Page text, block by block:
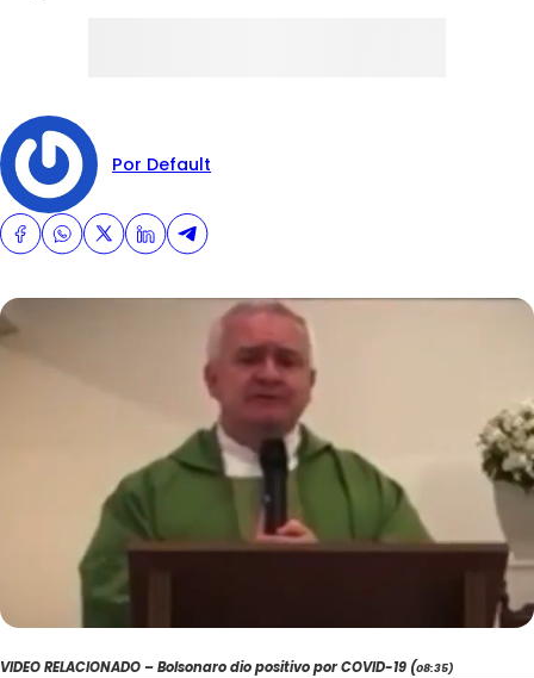
Por Default
VIDEO RELACIONADO – Bolsonaro dio positivo por COVID-19 (08:35)